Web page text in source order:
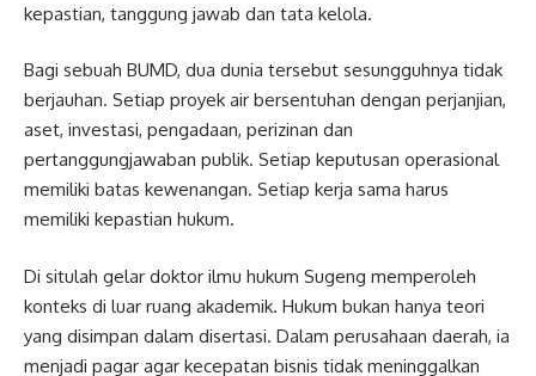
kepastian, tanggung jawab dan tata kelola.
Bagi sebuah BUMD, dua dunia tersebut sesungguhnya tidak
berjauhan. Setiap proyek air bersentuhan dengan perjanjian,
aset, investasi, pengadaan, perizinan dan
pertanggungjawaban publik. Setiap keputusan operasional
memiliki batas kewenangan. Setiap kerja sama harus
memiliki kepastian hukum.
Di situlah gelar doktor ilmu hukum Sugeng memperoleh
konteks di luar ruang akademik. Hukum bukan hanya teori
yang disimpan dalam disertasi. Dalam perusahaan daerah, ia
menjadi pagar agar kecepatan bisnis tidak meninggalkan